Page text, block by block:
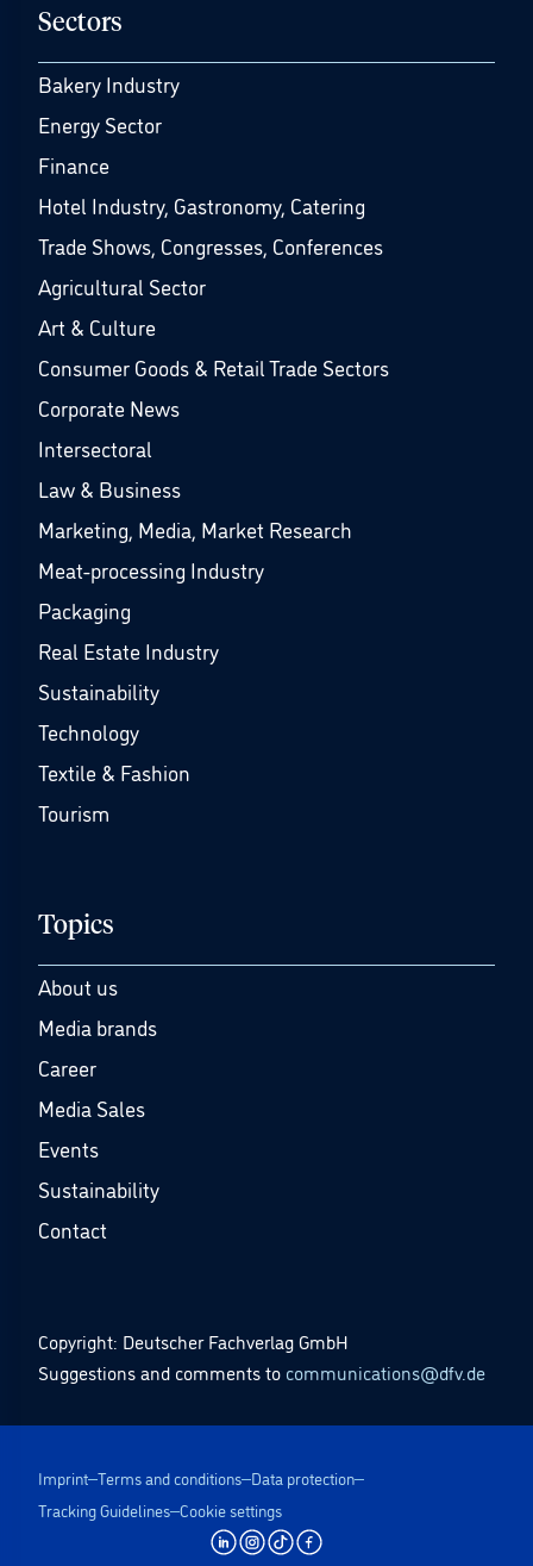
Sectors
Bakery Industry
Energy Sector
Finance
Hotel Industry, Gastronomy, Catering
Trade Shows, Congresses, Conferences
Agricultural Sector
Art & Culture
Consumer Goods & Retail Trade Sectors
Corporate News
Intersectoral
Law & Business
Marketing, Media, Market Research
Meat-processing Industry
Packaging
Real Estate Industry
Sustainability
Technology
Textile & Fashion
Tourism
Topics
About us
Media brands
Career
Media Sales
Events
Sustainability
Contact
Copyright: Deutscher Fachverlag GmbH
Suggestions and comments to communications@dfv.de
Imprint Terms and conditions Data protection
Tracking Guidelines Cookie settings